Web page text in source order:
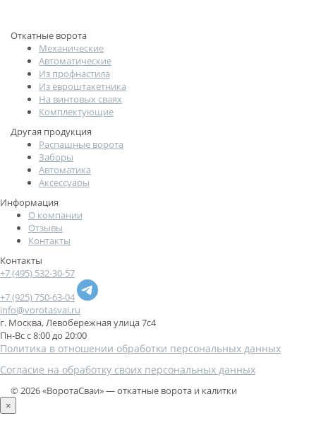
Откатные ворота
Механические
Автоматические
Из профнастила
Из евроштакетника
На винтовых сваях
Комплектующие
Другая продукция
Распашные ворота
Заборы
Автоматика
Аксессуары
Информация
О компании
Отзывы
Контакты
Контакты
+7 (495) 532-30-57
+7 (925) 750-63-04
info@vorotasvai.ru
г. Москва, Левобережная улица 7с4
Пн-Вс с 8:00 до 20:00
Политика в отношении обработки персональных данных
Cогласие на обработку своих персональных данных
© 2026 «ВоротаСваи» — откатные ворота и калитки
×